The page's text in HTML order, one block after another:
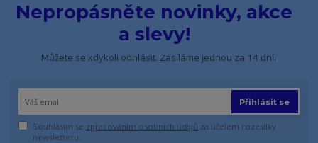
Nepropásněte novinky, akce
a slevy!
Můžete se kdykoli odhlásit. Zasíláme jednou za 14 dní.
Přihlásit se
Souhlasím se zpracováním osobních údajů za účelem rozesílky
newsletteru.